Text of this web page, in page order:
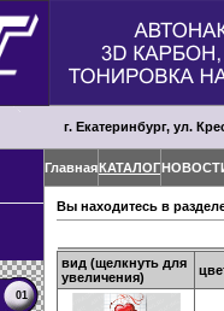
г. Екатеринбург, ул.
01
ГлавнаяКАТАЛОГ
Вы находитесь в
вид (щелкнуть для
увеличения)